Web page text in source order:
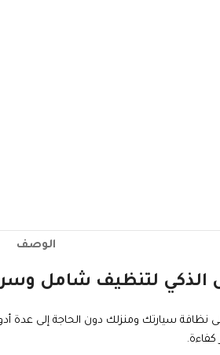
الوصف
سيارتك ومنزلك دون الحاجة إلى عدة